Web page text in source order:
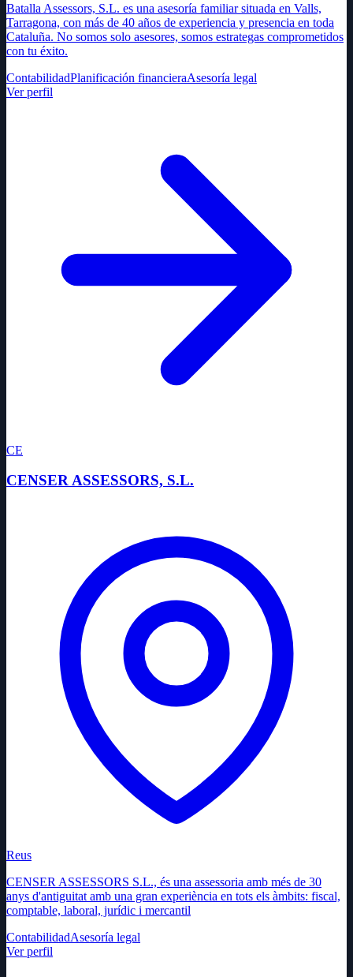
Batalla Assessors, S.L. es una asesoría familiar situada en Valls,
Tarragona, con más de 40 años de experiencia y presencia en toda
Cataluña. No somos solo asesores, somos estrategas comprometidos
con tu éxito.
ContabilidadPlanificación financieraAsesoría legal
Ver perfil
CE
CENSER ASSESSORS, S.L.
Reus
CENSER ASSESSORS S.L., és una assessoria amb més de 30
anys d'antiguitat amb una gran experiència en tots els àmbits: fiscal,
comptable, laboral, jurídic i mercantil
ContabilidadAsesoría legal
Ver perfil